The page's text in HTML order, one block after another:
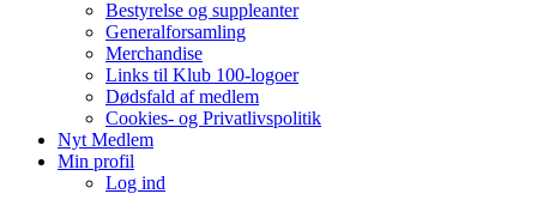
Bestyrelse og suppleanter
Generalforsamling
Merchandise
Links til Klub 100-logoer
Dødsfald af medlem
Cookies- og Privatlivspolitik
Nyt Medlem
Min profil
Log ind